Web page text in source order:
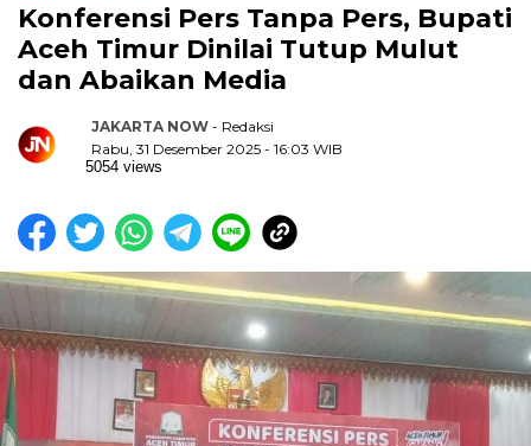
Konferensi Pers Tanpa Pers, Bupati
Aceh Timur Dinilai Tutup Mulut
dan Abaikan Media
JAKARTA NOW - Redaksi
Rabu, 31 Desember 2025 - 16:03 WIB
5054 views